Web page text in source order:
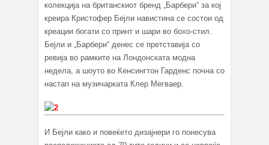
колекција на британскиот бренд „Барбери“ за кој
креира Кристофер Бејли навистина се состои од
креации богати со принт и шари во бохо-стил.
Бејли и „Барбери“ денес се претставија со
ревија во рамките на Лондонската модна
недела, а шоуто во Кенсингтон Гарденс почна со
настап на музичарката Клер Мегваер.
И Бејли како и повеќето дизајнери го понесува